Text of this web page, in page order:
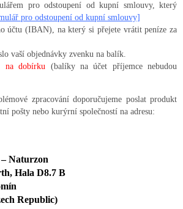
pro odstoupení od kupní smlouvy, který
pro odstoupení od kupní smlouvy]
účtu (IBAN), na který si přejete vrátit peníze za
vaší objednávky zvenku na balík.
na dobírku (balíky na účet příjemce nebudou
zpracování doporučujeme poslat produkt
pošty nebo kurýrní společností na adresu:
Naturzon
Hala D8.7 B
Republic)